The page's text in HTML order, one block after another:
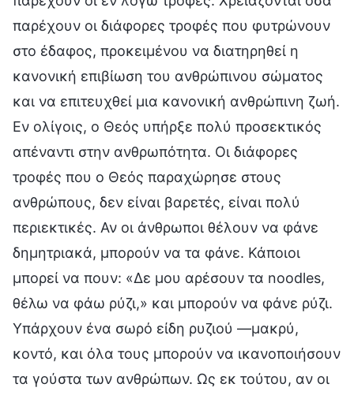
παρέχουν οι διάφορες τροφές που φυτρώνουν
στο έδαφος, προκειμένου να διατηρηθεί η
κανονική επιβίωση του ανθρώπινου σώματος
και να επιτευχθεί μια κανονική ανθρώπινη ζωή.
Εν ολίγοις, ο Θεός υπήρξε πολύ προσεκτικός
απέναντι στην ανθρωπότητα. Οι διάφορες
τροφές που ο Θεός παραχώρησε στους
ανθρώπους, δεν είναι βαρετές, είναι πολύ
περιεκτικές. Αν οι άνθρωποι θέλουν να φάνε
δημητριακά, μπορούν να τα φάνε. Κάποιοι
μπορεί να πουν: «Δε μου αρέσουν τα noodles,
θέλω να φάω ρύζι,» και μπορούν να φάνε ρύζι.
Υπάρχουν ένα σωρό είδη ρυζιού —μακρύ,
κοντό, και όλα τους μπορούν να ικανοποιήσουν
τα γούστα των ανθρώπων. Ως εκ τούτου, αν οι